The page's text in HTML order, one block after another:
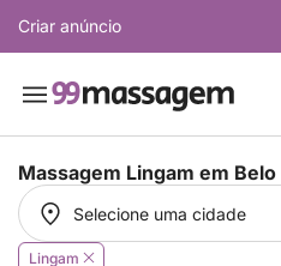
Criar anúncio
Massagem Lingam em
Selecione uma cidade
Selecione uma cidade
Lingam